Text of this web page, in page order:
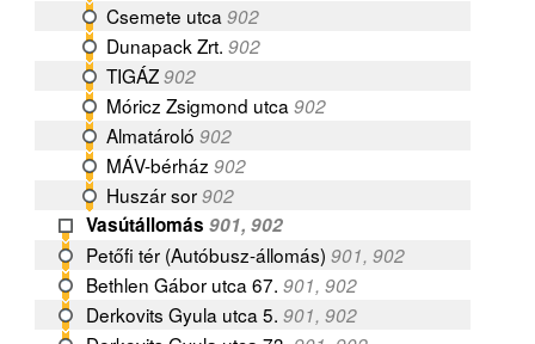
Csemete utca 902
Dunapack Zrt. 902
TIGÁZ902
Móricz Zsigmond utca 902
Almatároló 902
MÁV-bérház 902
Huszár sor902
Vasútállomás 901, 902
Petőfi tér (Autóbusz-állomás) 901, 902
Bethlen Gábor utca 67. 901, 902
Derkovits Gyula utca 5. 901, 902